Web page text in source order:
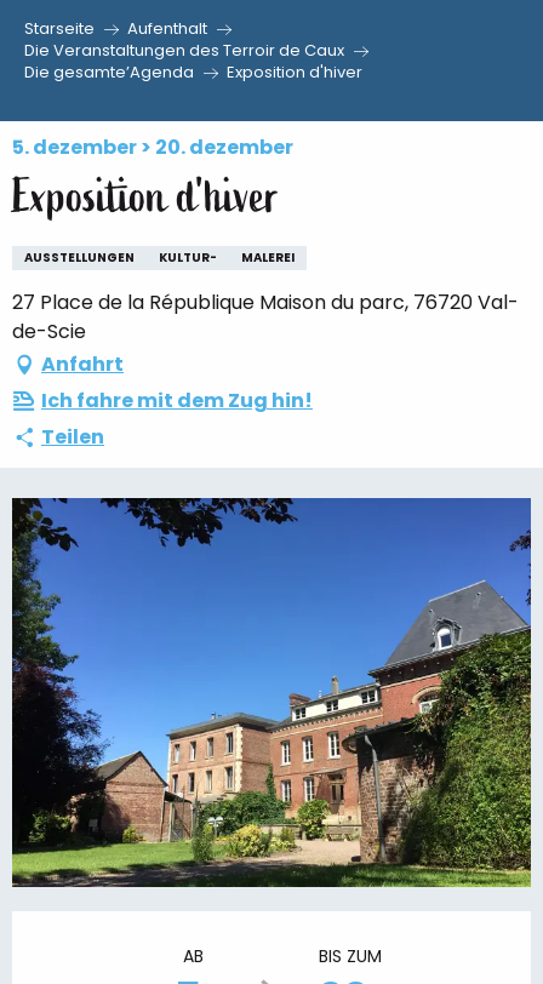
Aller
principal
Starseite
Aufenthalt
Die Veranstaltungen des Terroir de Caux
Die gesamte’Agenda
Exposition d'hiver
5. dezember > 20. dezember
Exposition d'hiver
AUSSTELLUNGEN KULTUR- MALEREI
27 Place de la République Maison du parc, 76720 Val-
de-Scie
Anfahrt
Ich fahre mit dem Zug hin!
Teilen
AB BIS ZUM